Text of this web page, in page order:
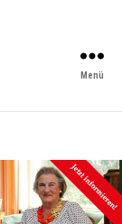
Menü